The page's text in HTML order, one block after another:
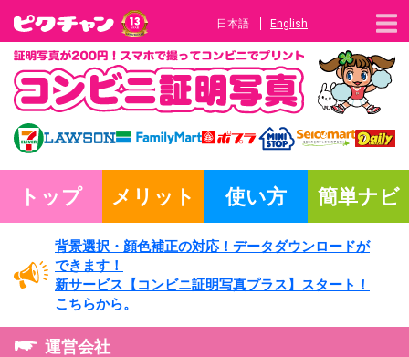
日本語 English
トップ メリット 使い方 簡単ナビ
背景選択・ 顔色補正の対応！ データダウンロードが
できます！
新サービス 【コンビニ証明写真プラス】
スタート！
こちらから。
運営会社